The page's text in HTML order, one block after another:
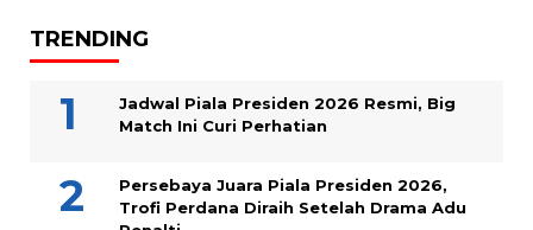
TRENDING
Jadwal Piala Presiden 2026 Resmi, Big
Match Ini Curi Perhatian
Persebaya Juara Piala Presiden 2026,
Trofi Perdana Diraih Setelah Drama Adu